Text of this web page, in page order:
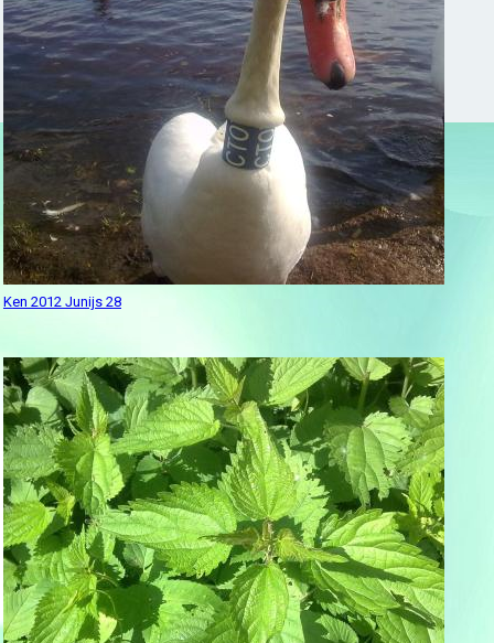
Ken 2012 Junijs 28